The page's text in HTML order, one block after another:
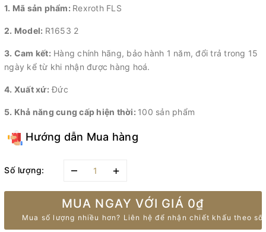
1. Mã sản phẩm: Rexroth FLS
2. Model: R1653 2
3. Cam kết: Hàng chính hãng, bảo hành 1 năm, đổi trả trong 15
ngày kể từ khi nhận được hàng hoá.
4. Xuất xứ: Đức
5. Khả năng cung cấp hiện thời: 100 sản phẩm
Hướng dẫn Mua hàng
Số lượng: – +
MUA NGAY VỚI GIÁ 0₫
Mua số lượng nhiều hơn? Liên hệ để nhận chiết khấu theo số